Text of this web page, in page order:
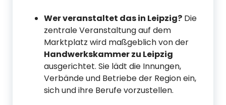
Wer veranstaltet das in Leipzig? Die
zentrale Veranstaltung auf dem
Marktplatz wird maßgeblich von der
Handwerkskammer zu Leipzig
ausgerichtet. Sie lädt die Innungen,
Verbände und Betriebe der Region ein,
sich und ihre Berufe vorzustellen.